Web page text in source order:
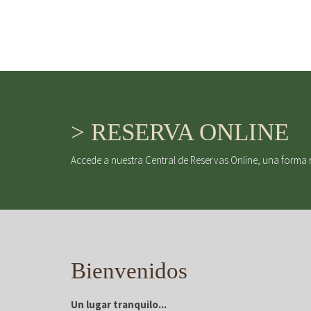
> RESERVA ONLINE
Accede a nuestra Central de Reservas Online, una
Bienvenidos
Un lugar tranquilo...